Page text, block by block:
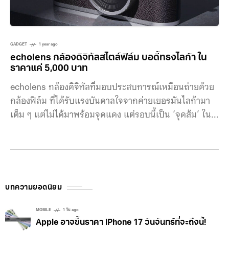
GADGET 1 year ago
echolens กล้องดิจิทัลสไตล์ฟิล์ม บอดี้ทรงไลก้า ใน
ราคาแค่ 5,000 บาท
echolens กล้องดิจิทัลที่มอบประสบการณ์เหมือนถ่ายด้วย
กล้องฟิล์ม ที่ได้รับแรงบันดาลใจจากค่ายเยอรมันไลก้ามา
เต็ม ๆ แต่ไม่ได้มาพร้อมจุดแดง แต่รอบนี้เป็น ‘จุดส้ม’ ใน
มากตามราคาที่ต่างกัน) ตัวบอดี้เองเน้นใช้งานง่ายเป็นหลัก
ดงจำนวนภาพที่ถ่าย และปุ่มส่งภาพด้วย Wi-Fi
บทความยอดนิยม
MOBILE 1 วัน ago
Apple อาจขึ้นราคา iPhone 17 วันจันทร์ที่จะถึงนี้!